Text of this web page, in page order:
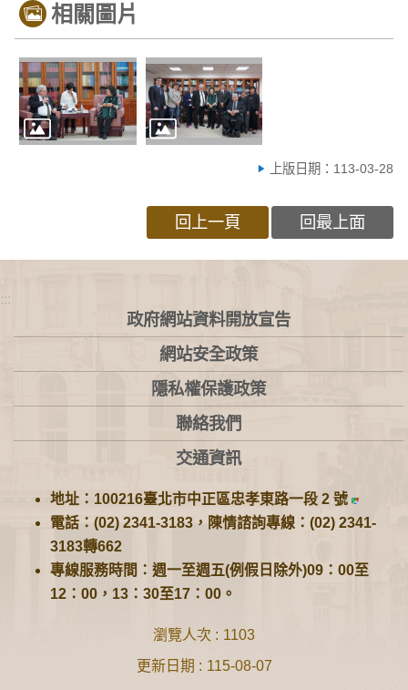
相關圖片
上版日期：113-03-28
回上一頁 回最上面
:::
政府網站資料開放宣告
網站安全政策
隱私權保護政策
聯絡我們
交通資訊
地址：100216臺北市中正區忠孝東路一段 2 號
電話：(02) 2341-3183，陳情諮詢專線：(02) 2341-
3183轉662
專線服務時間：週一至週五(例假日除外)09：00至
12：00，13：30至17：00。
瀏覽人次
1103
更新日期
115-08-07